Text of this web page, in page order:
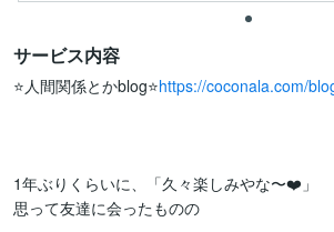
サービス内容
⭐️人間関係とかblog⭐️https://coconala.com/
1年ぶりくらいに、「久々楽しみやな〜❤️」
思って友達に会ったものの